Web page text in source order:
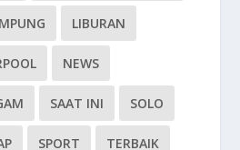
LIBURAN
NEWS
SAAT INI SOLO
SPORT TERBAIK